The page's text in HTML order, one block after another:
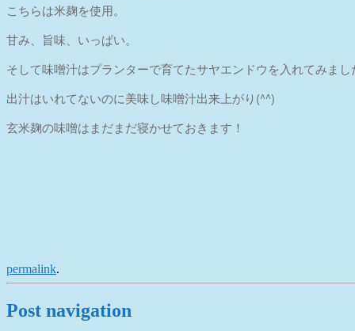
こちらは米麹を使用。
甘み、旨味、いっぱい。
そして味噌汁はプランターで育てたサヤエンドウを入れてみまし
出汁はいれてないのに美味し味噌汁出来上がり(^^)
玄米麹の味噌はまだまだ寝かせておきます！
permalink.
Post navigation